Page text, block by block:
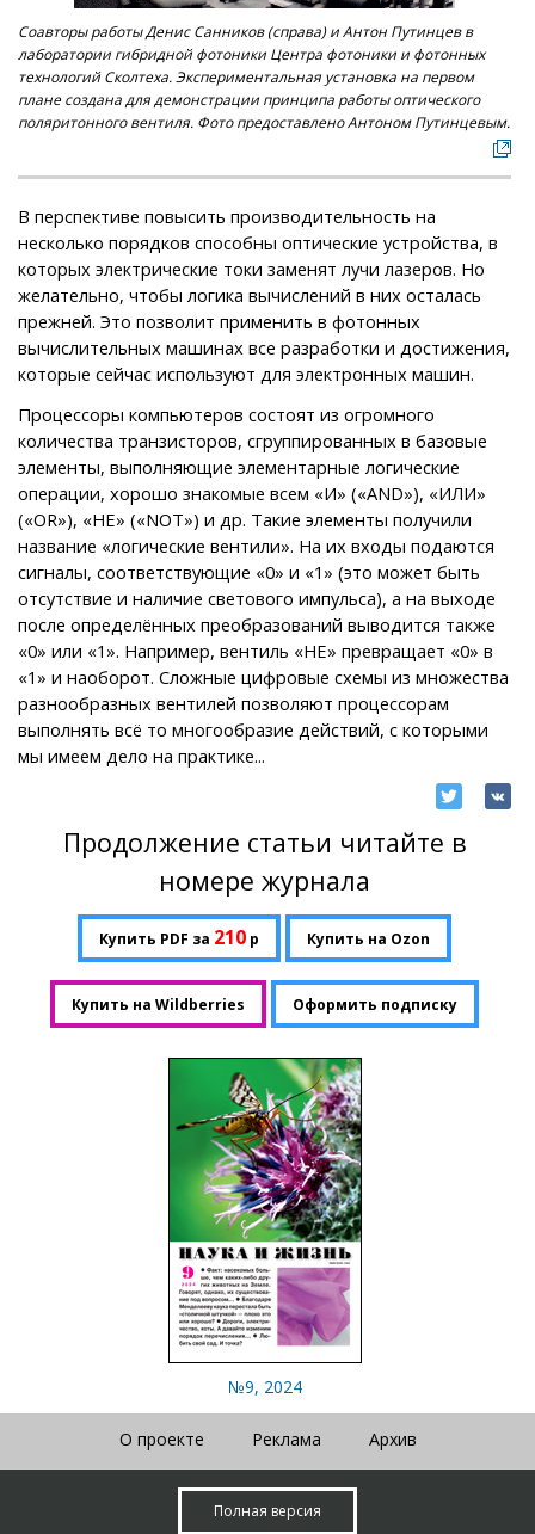
Соавторы работы Денис Санников (справа) и Антон Путинцев в
лаборатории гибридной фотоники Центра фотоники и фотонных
технологий Сколтеха. Экспериментальная установка на первом
плане создана для демонстрации принципа работы оптического
поляритонного вентиля. Фото предоставлено Антоном Путинцевым.
В перспективе повысить производительность на
несколько порядков способны оптические устройства, в
которых электрические токи заменят лучи лазеров. Но
желательно, чтобы логика вычислений в них осталась
прежней. Это позволит применить в фотонных
вычислительных машинах все разработки и достижения,
которые сейчас используют для электронных машин.
Процессоры компьютеров состоят из огромного
количества транзисторов, сгруппированных в базовые
элементы, выполняющие элементарные логические
операции, хорошо знакомые всем «И» («AND»), «ИЛИ»
(«OR»), «НЕ» («NOT») и др. Такие элементы получили
название «логические вентили». На их входы подаются
сигналы, соответствующие «0» и «1» (это может быть
отсутствие и наличие светового импульса), а на выходе
после определённых преобразований выводится также
«0» или «1». Например, вентиль «НЕ» превращает «0» в
«1» и наоборот. Сложные цифровые схемы из множества
разнообразных вентилей позволяют процессорам
выполнять всё то многообразие действий, с которыми
мы имеем дело на практике...
Продолжение статьи читайте в
номере журнала
Купить PDF за 210 р Купить на Ozon
Купить на Wildberries Оформить подписку
№9, 2024
О проекте Реклама Архив
Полная версия